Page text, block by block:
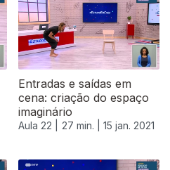
Entradas e saídas em
cena: criação do espaço
imaginário
Aula 22 | 27 min. | 15 jan. 2021